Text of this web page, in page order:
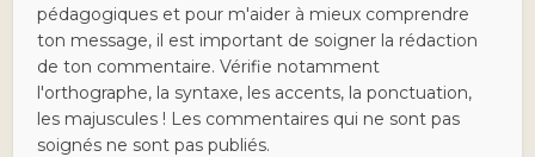
pédagogiques et pour m'aider à mieux comprendre
ton message, il est important de soigner la rédaction
de ton commentaire. Vérifie notamment
l'orthographe, la syntaxe, les accents, la ponctuation,
les majuscules ! Les commentaires qui ne sont pas
soignés ne sont pas publiés.